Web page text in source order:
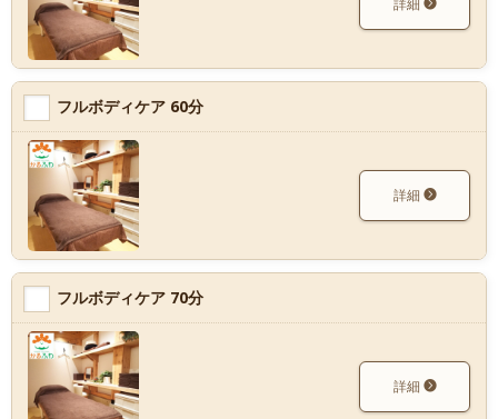
詳細
フルボディケア 60分
詳細
フルボディケア 70分
詳細